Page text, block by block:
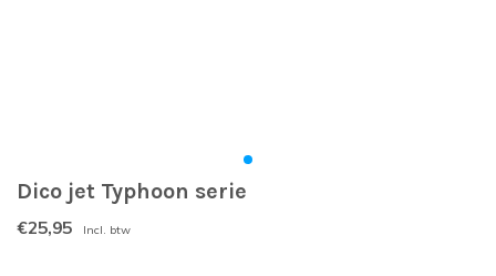
Dico jet Typhoon serie
€25,95 Incl. btw